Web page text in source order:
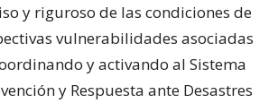
y riguroso de las condiciones de
vulnerabilidades asociadas
y activando al Sistema
y Respuesta ante Desastres